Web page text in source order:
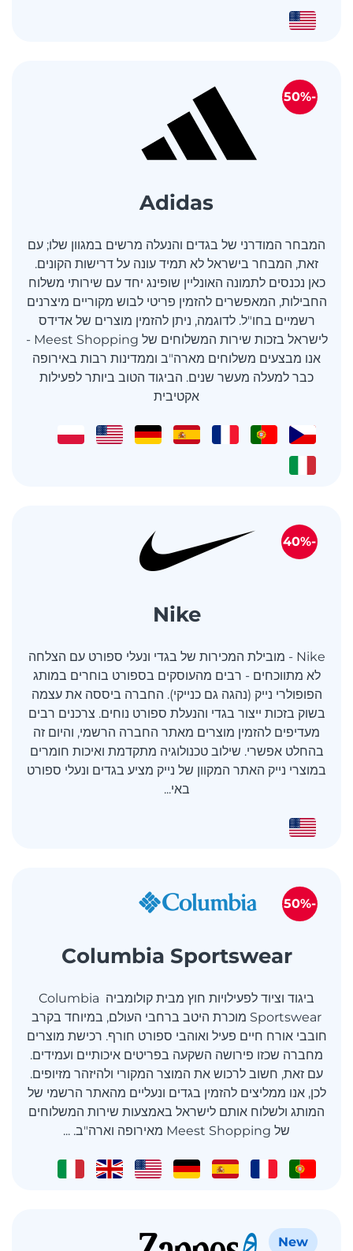
Adidas
המבחר המודרני של בגדים והנעלה מרשים במגוון שלו; עם
זאת, המבחר בישראל לא תמיד עונה על דרישות הקונים.
כאן נכנסים לתמונה האונליין שופינג יחד עם שירותי משלוח
החבילות, המאפשרים להזמין פריטי לבוש מקוריים מיצרנים
רשמיים בחו"ל. לדוגמה, ניתן להזמין מוצרים של אדידס
לישראל בזכות שירות המשלוחים של Meest Shopping -
אנו מבצעים משלוחים מארה"ב וממדינות רבות באירופה
כבר למעלה מעשר שנים. הביגוד הטוב ביותר לפעילות
אקטיבית
-50%
Nike
Nike - מובילת המכירות של בגדי ונעלי ספורט עם הצלחה
לא מתווכחים - רבים מהעוסקים בספורט בוחרים במותג
הפופולרי נייק (נהגה גם כנייקי). החברה ביססה את עצמה
בשוק בזכות ייצור בגדי והנעלת ספורט נוחים. צרכנים רבים
מעדיפים להזמין מוצרים מאתר החברה הרשמי, והיום זה
בהחלט אפשרי. שילוב טכנולוגיה מתקדמת ואיכות חומרים
במוצרי נייק האתר המקוון של נייק מציע בגדים ונעלי ספורט
באי...
-40%
Columbia Sportswear
ביגוד וציוד לפעילויות חוץ מבית קולומביה Columbia
Sportswear מוכרת היטב ברחבי העולם, במיוחד בקרב
חובבי אורח חיים פעיל ואוהבי ספורט חורף. רכישת מוצרים
מחברה שכזו פירושה השקעה בפריטים איכותיים ועמידים.
עם זאת, חשוב לרכוש את המוצר המקורי ולהיזהר מזיופים.
לכן, אנו ממליצים להזמין בגדים ונעליים מהאתר הרשמי של
המותג ולשלוח אותם לישראל באמצעות שירות המשלוחים
של Meest Shopping מאירופה וארה"ב. ...
-50%
New